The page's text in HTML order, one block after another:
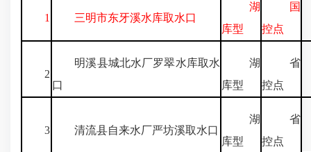
1 三明市东牙溪水库取水口
湖
库型
国
控点
2
明溪县城北水厂罗翠水库取水
口
湖
库型
省
控点
3 清流县自来水厂严坊溪取水口
湖
库型
省
控点